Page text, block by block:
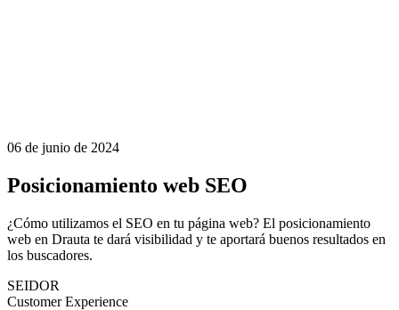
06 de junio de 2024
Posicionamiento web SEO
¿Cómo utilizamos el SEO en tu página web? El posicionamiento
web en Drauta te dará visibilidad y te aportará buenos resultados en
los buscadores.
SEIDOR
Customer Experience